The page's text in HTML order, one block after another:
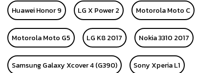
Huawei Honor 9 LG X Power 2 Motorola Moto C
Motorola Moto G5 LG K8 2017 Nokia 3310 2017
Samsung Galaxy Xcover 4 (G390) Sony Xperia L1